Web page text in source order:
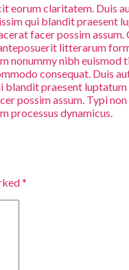
eorum claritatem. Duis
qui blandit
facer possim
litterarum
nonummy nibh
consequat. Duis
praesent
possim assum. Typi
processus dynamicus.
*